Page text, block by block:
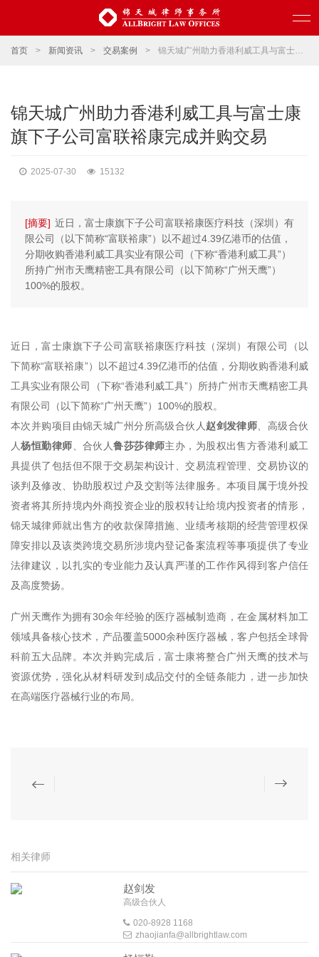
首页 > 新闻资讯 > 交易案例 > 锦天城广州助力香港利威工具与富士康旗下子公司富联裕康完成并购交易
锦天城广州助力香港利威工具与富士康
旗下子公司富联裕康完成并购交易
2025-07-30 15132
[摘要] 近日，富士康旗下子公司富联裕康医疗科技（深圳）有
限公司（以下简称“富联裕康”）以不超过4.39亿港币的估值，
分期收购香港利威工具实业有限公司（下称“香港利威工具”）
所持广州市天鹰精密工具有限公司（以下简称“广州天鹰”）
100%的股权。
近日，富士康旗下子公司富联裕康医疗科技（深圳）有限公司（以
下简称“富联裕康”）以不超过4.39亿港币的估值，分期收购香港利威
工具实业有限公司（下称“香港利威工具”）所持广州市天鹰精密工具
有限公司（以下简称“广州天鹰”）100%的股权。
本次并购项目由锦天城广州分所高级合伙人 赵剑发律师 、高级合伙
人杨恒勤律师 、合伙人鲁莎莎律师主办，为股权出售方香港利威工
具提供了包括但不限于交易架构设计、交易流程管理、交易协议的
谈判及修改、协助股权过户及交割等法律服务。本项目属于境外投
资者将其所持境内外商投资企业的股权转让给境内投资者的情形，
锦天城律师就出售方的收款保障措施、业绩考核期的经营管理权保
障安排以及该类跨境交易所涉境内登记备案流程等事项提供了专业
法律建议，以扎实的专业能力及认真严谨的工作作风得到客户信任
及高度赞扬。
广州天鹰作为拥有30余年经验的医疗器械制造商，在金属材料加工
领域具备核心技术，产品覆盖5000余种医疗器械，客户包括全球骨
科前五大品牌。本次并购完成后，富士康将整合广州天鹰的技术与
资源优势，强化从材料研发到成品交付的全链条能力，进一步加快
在高端医疗器械行业的布局。
相关律师
赵剑发
高级合伙人
020-8928 1168
zhaojianfa@allbrightlaw.com